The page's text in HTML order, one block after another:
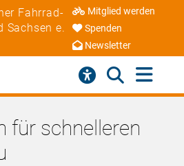
Fahrrad-
Sachsen e.
Mitglied werden
Spenden
Newsletter
für schnelleren